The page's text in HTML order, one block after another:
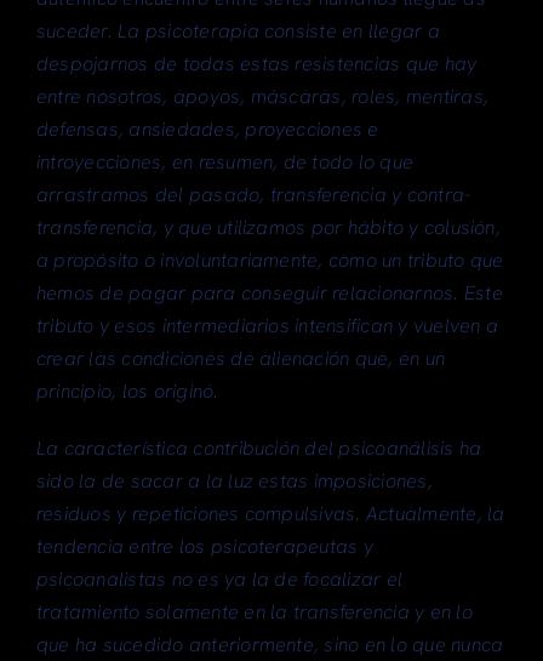
suceder. La psicoterapia consiste en llegar a
despojarnos de todas estas resistencias que hay
entre nosotros, apoyos, máscaras, roles, mentiras,
defensas, ansiedades, proyecciones e
introyecciones, en resumen, de todo lo que
arrastramos del pasado, transferencia y contra-
transferencia, y que utilizamos por hábito y colusión,
a propósito o involuntariamente, como un tributo que
hemos de pagar para conseguir relacionarnos. Este
tributo y esos intermediarios intensifican y vuelven a
crear las condiciones de alienación que, en un
principio, los originó.
La característica contribución del psicoanálisis ha
sido la de sacar a la luz estas imposiciones,
residuos y repeticiones compulsivas. Actualmente, la
tendencia entre los psicoterapeutas y
psicoanalistas no es ya la de focalizar el
tratamiento solamente en la transferencia y en lo
que ha sucedido anteriormente, sino en lo que nunca